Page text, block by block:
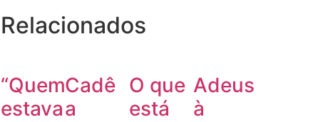
Relacionados
“Quem
estava
Cadê
a
O que
está
Adeus
à